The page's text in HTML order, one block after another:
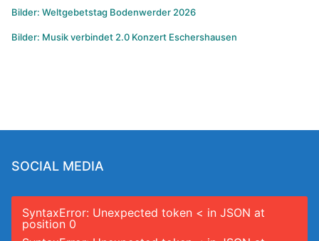
Bilder: Weltgebetstag Bodenwerder 2026
Bilder: Musik verbindet 2.0 Konzert Eschershausen
SOCIAL MEDIA
SyntaxError: Unexpected token < in JSON at
position 0